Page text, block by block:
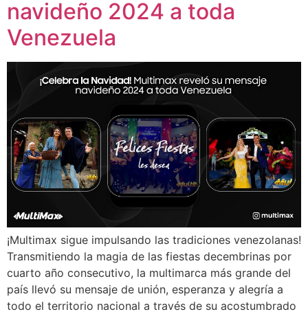
navideño 2024 a toda
Venezuela
¡Multimax sigue impulsando las tradiciones venezolanas!
Transmitiendo la magia de las fiestas decembrinas por
cuarto año consecutivo, la multimarca más grande del
país llevó su mensaje de unión, esperanza y alegría a
todo el territorio nacional a través de su acostumbrado